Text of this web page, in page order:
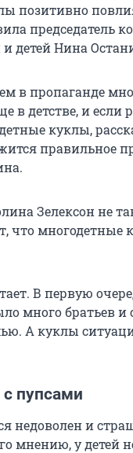
позитивно
председатель
детей Нина
в пропаганде
в детстве, и если
куклы,
правильное
Зелексон не
что
В первую
много братьев и
А куклы
пупсами
недоволен и
мнению, у детей